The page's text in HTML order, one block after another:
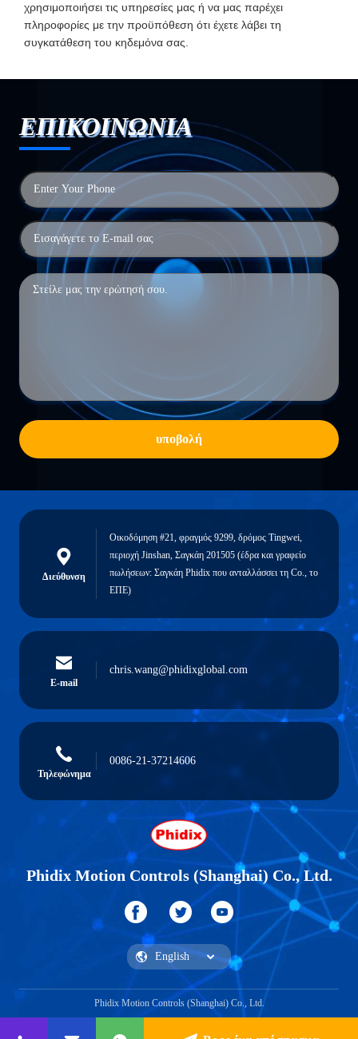
χρησιμοποιήσει τις υπηρεσίες μας ή να μας παρέχει
πληροφορίες με την προϋπόθεση ότι έχετε λάβει τη
συγκατάθεση του κηδεμόνα σας.
ΕΠΙΚΟΙΝΩΝΙΑ
υποβολή
Διεύθυνση
Οικοδόμηση #21, φραγμός 9299, δρόμος Tingwei,
περιοχή Jinshan, Σαγκάη 201505 (έδρα και γραφείο
πωλήσεων: Σαγκάη Phidix που ανταλλάσσει τη Co., το
ΕΠΕ)
E-mail
chris.wang@phidixglobal.com
Τηλεφώνημα
0086-21-37214606
Phidix Motion Controls (Shanghai) Co., Ltd.
Phidix Motion Controls (Shanghai) Co., Ltd.